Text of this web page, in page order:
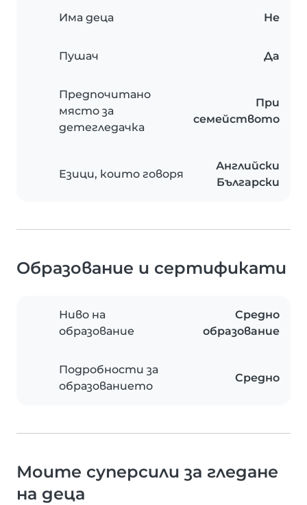
Има деца Не
Пушач Да
Предпочитано
място за
детегледачка
При
семейството
Езици, които говоря
Английски
Български
Образование и сертификати
Ниво на
образование
Средно
образование
Подробности за
образованието
Средно
Моите суперсили за гледане
на деца